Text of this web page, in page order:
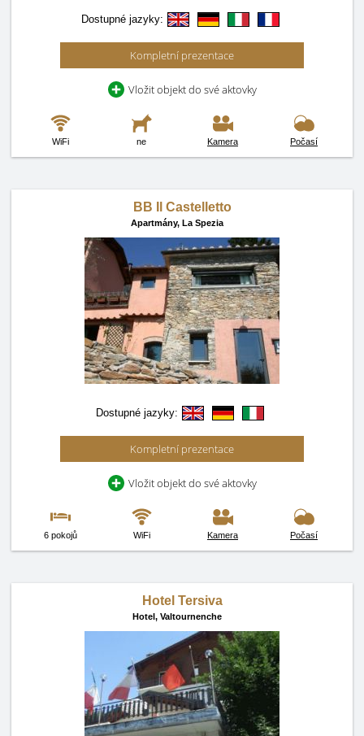
Dostupné jazyky:
Kompletní prezentace
Vložit objekt do své aktovky
WiFi ne Kamera Počasí
BB Il Castelletto
Apartmány, La Spezia
Dostupné jazyky:
Kompletní prezentace
Vložit objekt do své aktovky
6 pokojů WiFi Kamera Počasí
Hotel Tersiva
Hotel, Valtournenche